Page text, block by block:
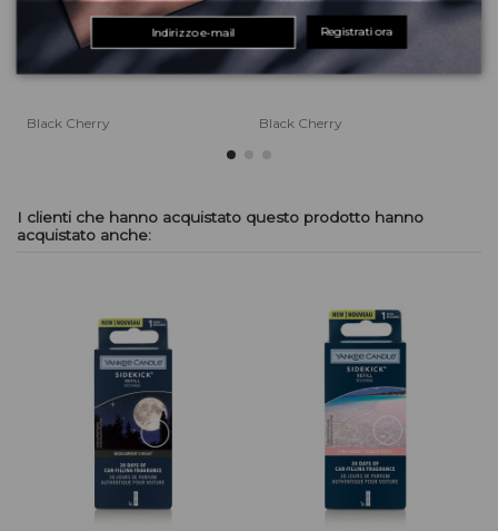
Black Cherry Black Cherry
I clienti che hanno acquistato questo prodotto hanno
acquistato anche:
Registrati ora